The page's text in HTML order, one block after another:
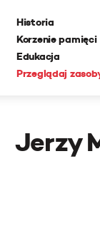
Historia
Korzenie pamięci
Edukacja
Przeglądaj
Jerzy